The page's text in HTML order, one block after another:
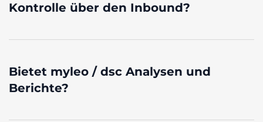
Kontrolle über den Inbound?
Bietet myleo / dsc Analysen und
Berichte?